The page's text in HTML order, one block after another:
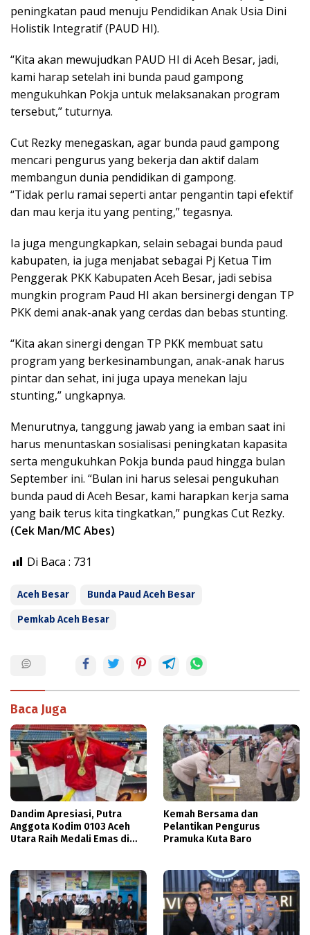
peningkatan paud menuju Pendidikan Anak Usia Dini
Holistik Integratif (PAUD HI).
“Kita akan mewujudkan PAUD HI di Aceh Besar, jadi,
kami harap setelah ini bunda paud gampong
mengukuhkan Pokja untuk melaksanakan program
tersebut,” tuturnya.
Cut Rezky menegaskan, agar bunda paud gampong
mencari pengurus yang bekerja dan aktif dalam
membangun dunia pendidikan di gampong.
“Tidak perlu ramai seperti antar pengantin tapi efektif
dan mau kerja itu yang penting,” tegasnya.
Ia juga mengungkapkan, selain sebagai bunda paud
kabupaten, ia juga menjabat sebagai Pj Ketua Tim
Penggerak PKK Kabupaten Aceh Besar, jadi sebisa
mungkin program Paud HI akan bersinergi dengan TP
PKK demi anak-anak yang cerdas dan bebas stunting.
“Kita akan sinergi dengan TP PKK membuat satu
program yang berkesinambungan, anak-anak harus
pintar dan sehat, ini juga upaya menekan laju
stunting,” ungkapnya.
Menurutnya, tanggung jawab yang ia emban saat ini
harus menuntaskan sosialisasi peningkatan kapasita
serta mengukuhkan Pokja bunda paud hingga bulan
September ini. “Bulan ini harus selesai pengukuhan
bunda paud di Aceh Besar, kami harapkan kerja sama
yang baik terus kita tingkatkan,” pungkas Cut Rezky.
(Cek Man/MC Abes)
Di Baca : 731
Aceh Besar Bunda Paud Aceh Besar
Pemkab Aceh Besar
Baca Juga
Dandim Apresiasi, Putra
Anggota Kodim 0103 Aceh
Utara Raih Medali Emas di
Kemah Bersama dan
Pelantikan Pengurus
Pramuka Kuta Baro